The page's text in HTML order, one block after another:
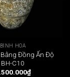
BÌNH HOA
Đồng Ấn Độ
BH-C10
₫